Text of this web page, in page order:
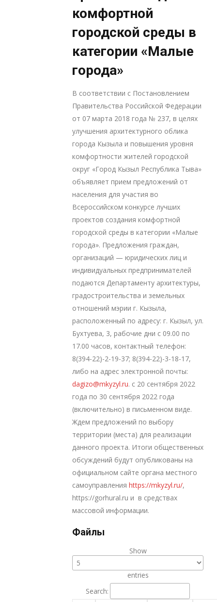
комфортной
городской среды в
категории «Малые
города»
В соответствии с Постановлением
Правительства Российской Федерации
от 07 марта 2018 года № 237, в целях
улучшения архитектурного облика
города Кызыла и повышения уровня
комфортности жителей городской
округ «Город Кызыл Республика Тыва»
объявляет прием предложений от
населения для участия во
Всероссийском конкурсе лучших
проектов создания комфортной
городской среды в категории «Малые
города». Предложения граждан,
организаций — юридических лиц и
индивидуальных предпринимателей
подаются Департаменту архитектуры,
градостроительства и земельных
отношений мэрии г. Кызыла,
расположенный по адресу: г. Кызыл, ул.
Бухтуева, 3, рабочие дни с 09.00 по
17.00 часов, контактный телефон:
8(394-22)-2-19-37; 8(394-22)-3-18-17,
либо на адрес электронной почты:
dagizo@mkyzyl.ru. с 20 сентября 2022
года по 30 сентября 2022 года
(включительно) в письменном виде.
Ждем предложений по выбору
территории (места) для реализации
данного проекта. Итоги общественных
обсуждений будут опубликованы на
официальном сайте органа местного
самоуправления https://mkyzyl.ru/,
https://gorhural.ru и в средствах
массовой информации.
Файлы
Show
entries
Search: